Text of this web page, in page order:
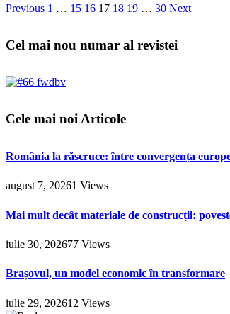
Previous 1 … 15 16 17 18 19 … 30 Next
Cel mai nou numar al revistei
Cele mai noi Articole
România la răscruce: între convergența
august 7, 20261 Views
Mai mult decât materiale de construcții:
iulie 30, 202677 Views
Brașovul, un model economic în transformare
iulie 29, 202612 Views